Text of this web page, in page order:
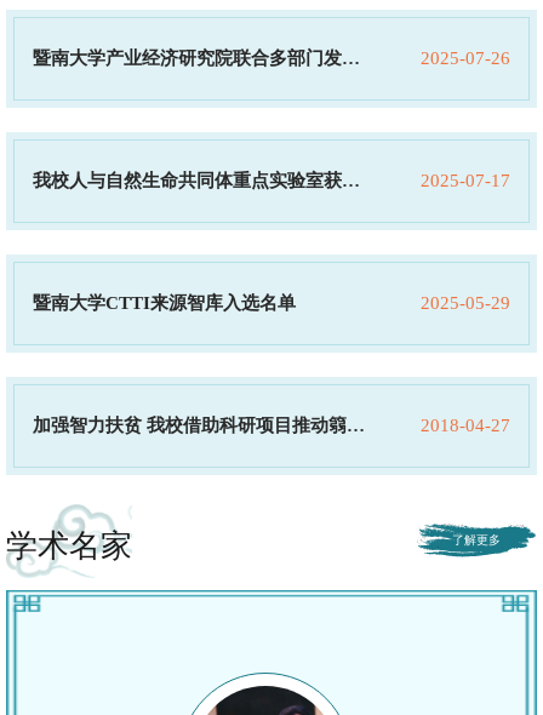
暨南大学产业经济研究院联合多部门发布
《2024年广东制造业500强企业研究报告》
2025-07-26
我校人与自然生命共同体重点实验室获评
广东省“绿美广东生态建设”工作表现突出
集体
2025-07-17
暨南大学CTTI来源智库入选名单 2025-05-29
加强智力扶贫 我校借助科研项目推动篛过
村精准扶贫
2018-04-27
学术名家